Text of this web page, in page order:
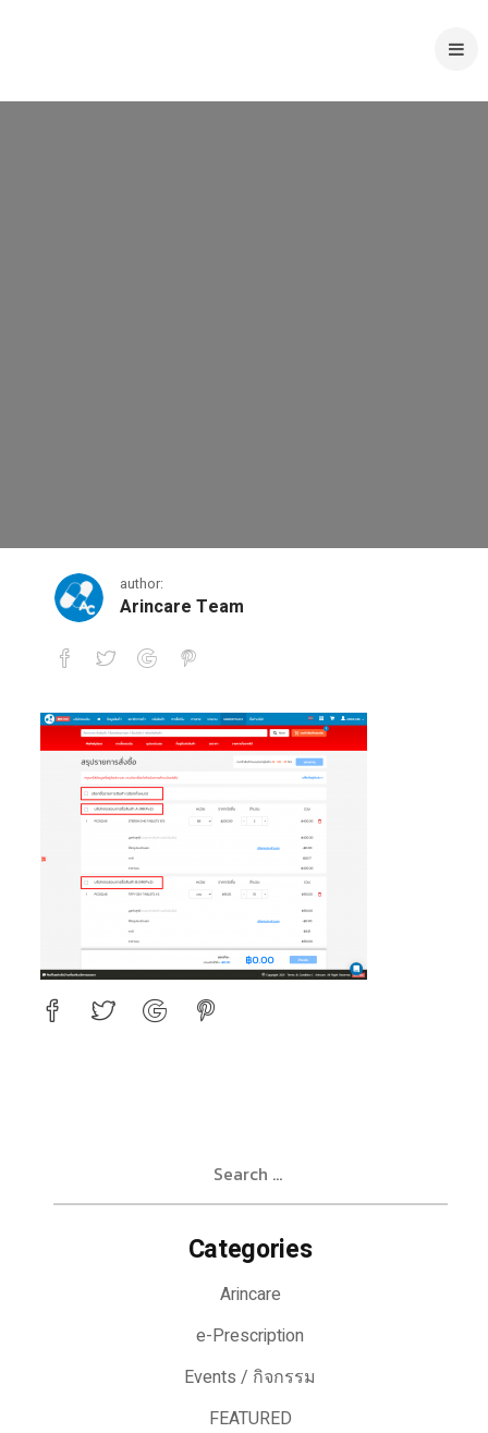
8-3 author:
Arincare Team
8-3
Categories
Arincare
e-Prescription
Events / กิจกรรม
FEATURED